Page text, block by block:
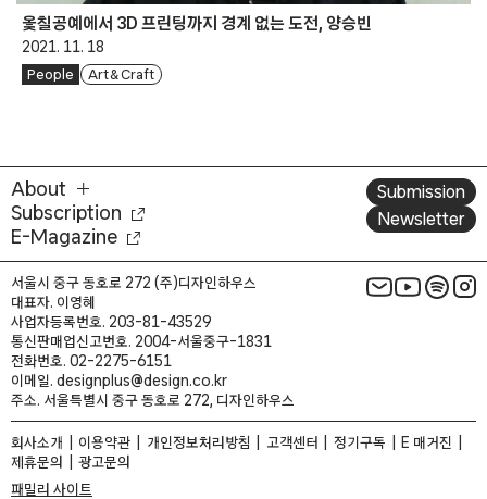
옻칠공예에서 3D 프린팅까지 경계 없는 도전, 양승빈
2021. 11. 18
People Art & Craft
About
Subscription
E-Magazine
Submission
Newsletter
서울시 중구 동호로 272 (주)디자인하우스
대표자. 이영혜
사업자등록번호. 203-81-43529
통신판매업신고번호. 2004-서울중구-1831
전화번호. 02-2275-6151
이메일. designplus@design.co.kr
주소. 서울특별시 중구 동호로 272, 디자인하우스
회사소개 이용약관 개인정보처리방침 고객센터 정기구독
E 매거진
제휴문의
광고문의
패밀리 사이트